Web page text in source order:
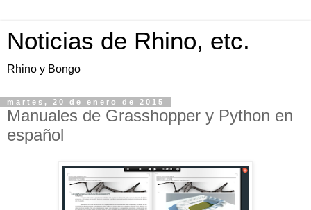
Noticias de Rhino, etc.
Rhino y Bongo
martes, 20 de enero de 2015
Manuales de Grasshopper y Python en
español